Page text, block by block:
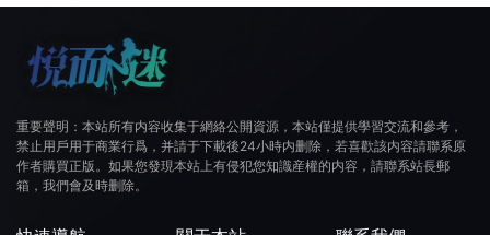
重要聲明：本站所有内容收集于網絡公開資源，本站僅提供學習交流和參考，
禁止用戶用于商業行爲，并請于下載後24小時内删除，若喜歡該内容請聯系原
作者購買正版。如果您發現本站上有侵犯您知識産權的内容，請聯系站長郵
箱，我們會及時删除。